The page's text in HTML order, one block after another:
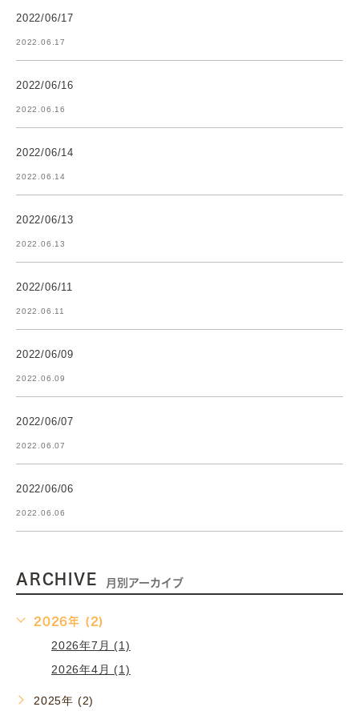
2022/06/17
2022.06.17
2022/06/16
2022.06.16
2022/06/14
2022.06.14
2022/06/13
2022.06.13
2022/06/11
2022.06.11
2022/06/09
2022.06.09
2022/06/07
2022.06.07
2022/06/06
2022.06.06
ARCHIVE 月別アーカイブ
2026年 (2)
2026年7月 (1)
2026年4月 (1)
2025年 (2)